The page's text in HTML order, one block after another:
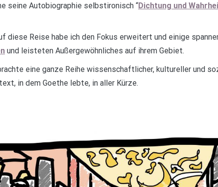
seine Autobiographie selbstironisch “Dichtung und
diese Reise habe ich den Fokus erweitert und einige
und leisteten Außergewöhnliches auf ihrem Gebiet.
eine ganze Reihe wissenschaftlicher, kultureller und
in dem Goethe lebte, in aller Kürze.